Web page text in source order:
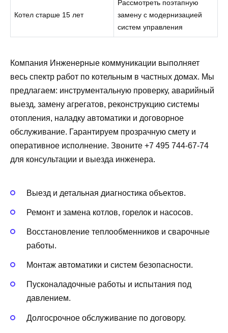
Котел старше 15 лет
Рассмотреть поэтапную
замену с модернизацией
систем управления
Компания Инженерные коммуникации выполняет
весь спектр работ по котельным в частных домах. Мы
предлагаем: инструментальную проверку, аварийный
выезд, замену агрегатов, реконструкцию системы
отопления, наладку автоматики и договорное
обслуживание. Гарантируем прозрачную смету и
оперативное исполнение. Звоните +7 495 744-67-74
для консультации и выезда инженера.
Выезд и детальная диагностика объектов.
Ремонт и замена котлов, горелок и насосов.
Восстановление теплообменников и сварочные
работы.
Монтаж автоматики и систем безопасности.
Пусконаладочные работы и испытания под
давлением.
Долгосрочное обслуживание по договору.